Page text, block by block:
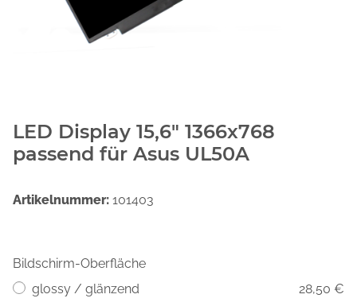
LED Display 15,6" 1366x768
passend für Asus UL50A
Artikelnummer: 101403
Bildschirm-Oberfläche
glossy / glänzend
28,50 €